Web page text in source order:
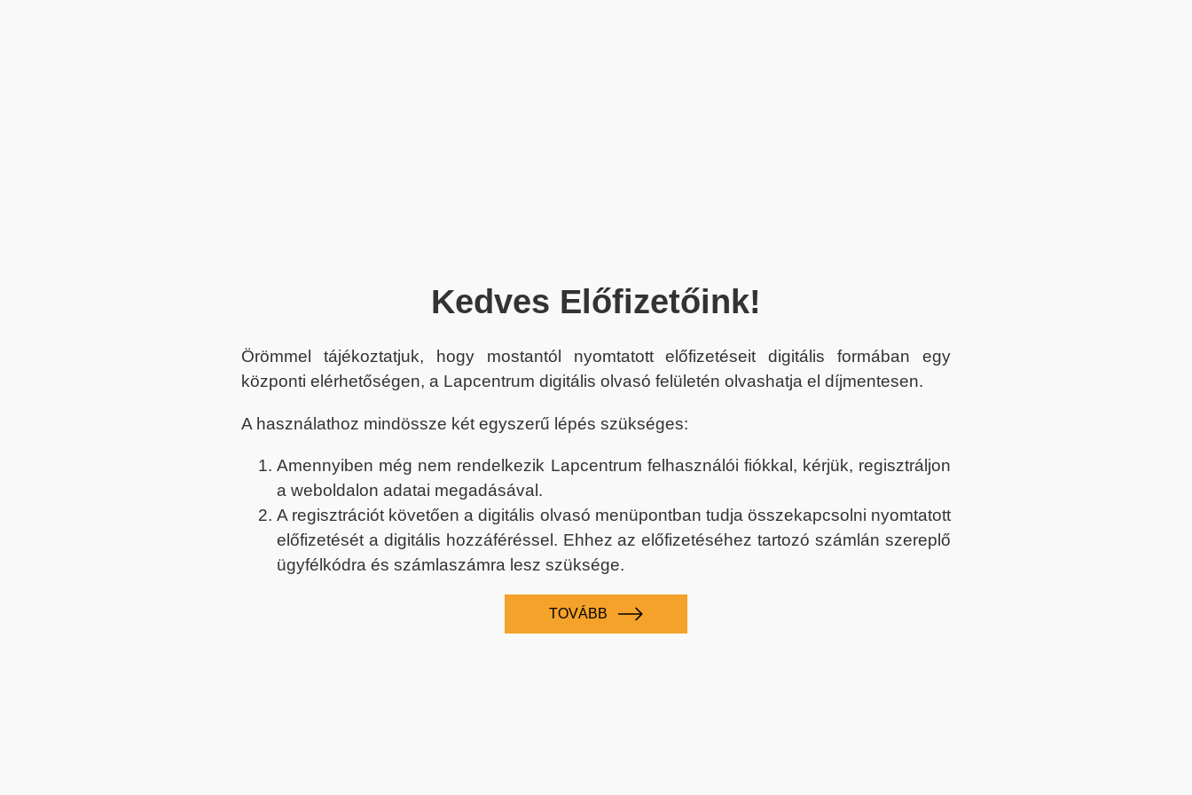
Kedves Előfizetőink!
Örömmel tájékoztatjuk, hogy mostantól nyomtatott előfizetéseit digitális formában egy
központi elérhetőségen, a Lapcentrum digitális olvasó felületén olvashatja el díjmentesen.
A használathoz mindössze két egyszerű lépés szükséges:
Amennyiben még nem rendelkezik Lapcentrum felhasználói fiókkal, kérjük, regisztráljon
a weboldalon adatai megadásával.
A regisztrációt követően a digitális olvasó menüpontban tudja összekapcsolni nyomtatott
előfizetését a digitális hozzáféréssel. Ehhez az előfizetéséhez tartozó számlán szereplő
ügyfélkódra és számlaszámra lesz szüksége.
TOVÁBB